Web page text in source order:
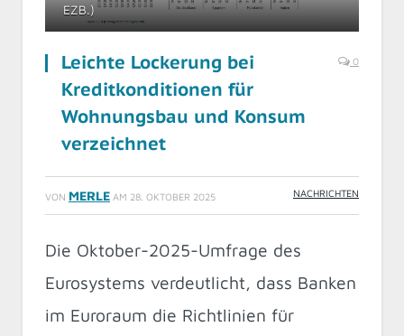
EZB.)
Leichte Lockerung bei
Kreditkonditionen für
Wohnungsbau und Konsum
verzeichnet
0
VON MERLE AM 28. OKTOBER 2025 NACHRICHTEN
Die Oktober-2025-Umfrage des
Eurosystems verdeutlicht, dass Banken
im Euroraum die Richtlinien für